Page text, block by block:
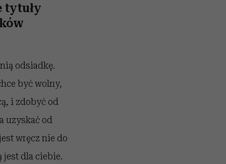
tytuły
odsiadkę.
być wolny,
i zdobyć od
uzyskać od
wręcz nie do
jest dla ciebie.